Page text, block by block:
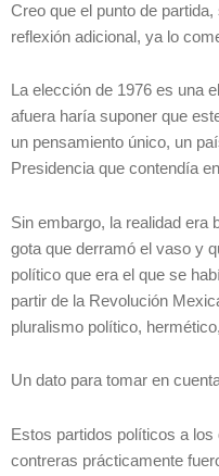
Creo que el punto de
reflexión adicional, ya lo
La elección de 1976 es una
afuera haría suponer que
un pensamiento único, un
Presidencia que contendía
Sin embargo, la realidad era
gota que derramó el vaso y
político que era el que se
partir de la Revolución
pluralismo político,
Un dato para tomar en
Estos partidos políticos a
contreras prácticamente